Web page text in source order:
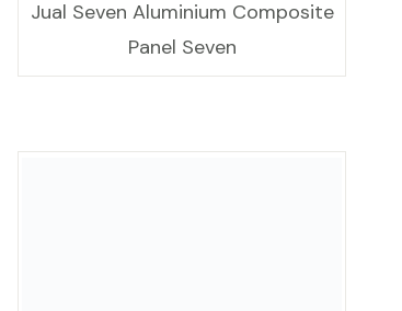
Jual Seven Aluminium Composite
Panel Seven